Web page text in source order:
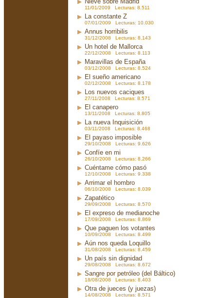
11/01/2009 Lecturas: 8.511
La constante Z
07/01/2009 Lecturas: 10.030
Annus horribilis
31/12/2008 Lecturas: 8.143
Un hotel de Mallorca
22/12/2008 Lecturas: 8.113
Maravillas de España
03/12/2008 Lecturas: 8.524
El sueño americano
02/12/2008 Lecturas: 8.178
Los nuevos caciques
27/11/2008 Lecturas: 8.571
El canapero
13/11/2008 Lecturas: 8.805
La nueva Inquisición
03/11/2008 Lecturas: 8.468
El payaso imposible
29/10/2008 Lecturas: 9.626
Confíe en mi
26/10/2008 Lecturas: 8.266
Cuéntame cómo pasó
12/10/2008 Lecturas: 9.338
Arrimar el hombro
06/10/2008 Lecturas: 8.039
Zapatético
29/09/2008 Lecturas: 8.570
El expreso de medianoche
17/09/2008 Lecturas: 8.869
Que paguen los votantes
10/09/2008 Lecturas: 8.499
Aún nos queda Loquillo
31/08/2008 Lecturas: 8.459
Un país sin dignidad
29/08/2008 Lecturas: 8.672
Sangre por petróleo (del Báltico)
18/08/2008 Lecturas: 8.403
Otra de jueces (y juezas)
14/08/2008 Lecturas: 8.571